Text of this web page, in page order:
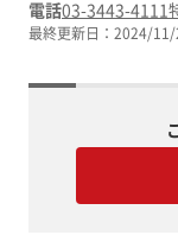
電話03-3443-4111
最終更新日： 2024/11/